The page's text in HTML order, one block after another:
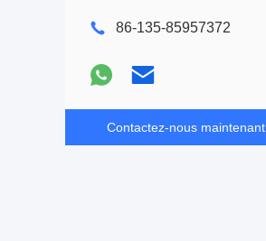
86-135-85957372
Contactez-nous maintenant